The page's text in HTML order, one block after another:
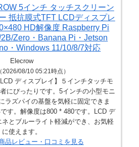
5インチ タッチスクリーン
抵抗膜式TFT LCDディスプレ
HD解像度 Raspberry Pi
Zero・Banana Pi・Jetson
・Windows 11/10/8/7対応
Elecrow
（2026/08/10 05:21時点）
ディスプレイ】５インチタッチモ
にぴったりです。5インチの小型モニ
ラズパイの基盤を気軽に固定できま
す。解像度は800 * 480です。LCD デ
ネとブルーライト軽減ができ、お気軽
に使えます。
品レビュー・口コミを見る